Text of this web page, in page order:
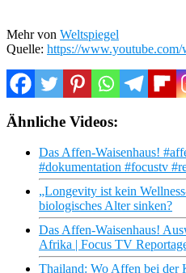
Mehr von Weltspiegel
Quelle: https://
Ähnliche Videos:
Das Affen-Waisenhaus!
#dokumentation #focustv
„Longevity ist kein
biologisches Alter sinken?
Das Affen-Waisenhaus!
Afrika | Focus TV
Thailand: Wo Affen bei der